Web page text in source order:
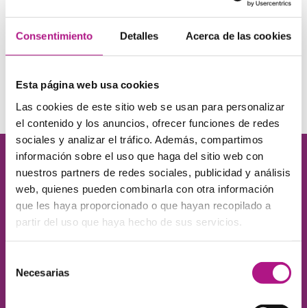
Consentimiento Detalles Acerca de las cookies
Esta página web usa cookies
Las cookies de este sitio web se usan para personalizar
el contenido y los anuncios, ofrecer funciones de redes
sociales y analizar el tráfico. Además, compartimos
información sobre el uso que haga del sitio web con
nuestros partners de redes sociales, publicidad y análisis
web, quienes pueden combinarla con otra información
que les haya proporcionado o que hayan recopilado a
partir del uso que haya hecho de sus servicios.
Necesarias
Academia de inglés
VER MÁS
¡Queremos conocerte!
Déjanos tus datos y te contamos cómo ayudarte
a conseguir el nivel de inglés que necesitas.